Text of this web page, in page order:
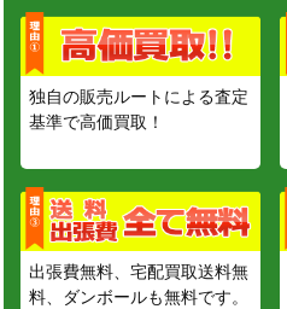
独自の販売ルートによる査定
基準で高価買取！
出張費無料、宅配買取送料無
料、ダンボールも無料です。